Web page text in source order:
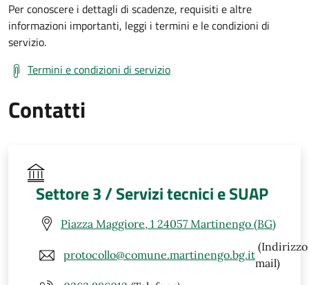
Per conoscere i dettagli di scadenze, requisiti e altre
informazioni importanti, leggi i termini e le condizioni di
servizio.
Termini e condizioni di servizio
Contatti
Settore 3 / Servizi tecnici e SUAP
Piazza Maggiore, 1 24057 Martinengo (BG)
protocollo@comune.martinengo.bg.it
(Indirizzo
mail)